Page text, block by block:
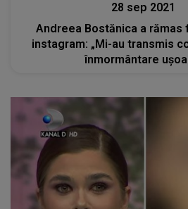
28 sep 2021
Andreea Bostănica a rămas
instagram: „Mi-au transmis
înmormântare